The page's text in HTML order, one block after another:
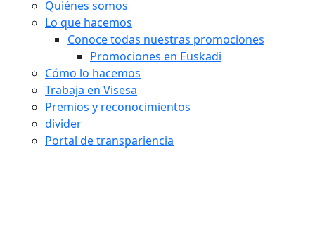
Quiénes somos
Lo que hacemos
Conoce todas nuestras promociones
Promociones en Euskadi
Cómo lo hacemos
Trabaja en Visesa
Premios y reconocimientos
divider
Portal de transpariencia